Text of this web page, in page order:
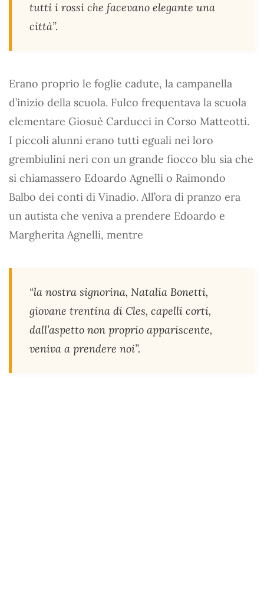
tutti i rossi che facevano elegante una
città”.
Erano proprio le foglie cadute, la campanella
d’inizio della scuola. Fulco frequentava la scuola
elementare Giosuè Carducci in Corso Matteotti.
I piccoli alunni erano tutti eguali nei loro
grembiulini neri con un grande fiocco blu sia che
si chiamassero Edoardo Agnelli o Raimondo
Balbo dei conti di Vinadio. All’ora di pranzo era
un autista che veniva a prendere Edoardo e
Margherita Agnelli, mentre
“la nostra signorina, Natalia Bonetti,
giovane trentina di Cles, capelli corti,
dall’aspetto non proprio appariscente,
veniva a prendere noi”.